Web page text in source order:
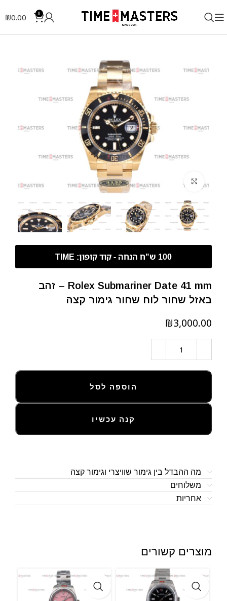
0
₪0.00
Rolex Submariner Date 41 mm – זהב
באזל שחור לוח שחור גימור קצה
₪
הוספה לסל
קנה עכשיו
מה ההבדל בין גימור שוויצרי וגימור קצה
משלוחים
אחריות
מוצרים קשורים